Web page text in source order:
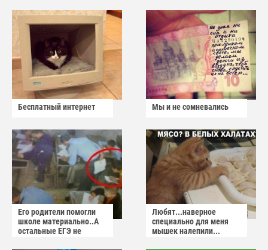
Бесплатный интернет Мы и не сомневались
Его родители помогли
школе материально..А
остальные ЕГЭ не
Любят...наверное
специально для меня
мышек налепили...